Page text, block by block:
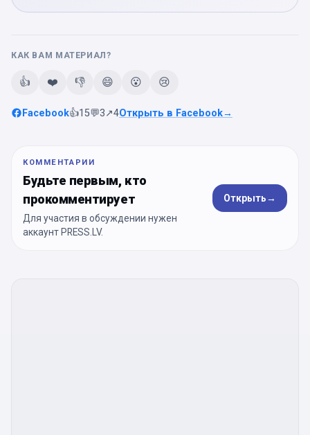
КАК ВАМ МАТЕРИАЛ?
👍 ❤️ 👎 😄 😮 😢
Facebook👍15💬3↗4Открыть в Facebook→
КОММЕНТАРИИ
Будьте первым, кто
прокомментирует
Для участия в обсуждении нужен
аккаунт PRESS.LV.
Открыть→